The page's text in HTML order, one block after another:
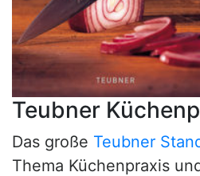
Teubner
Das große Teubner
Thema Küchenpraxis